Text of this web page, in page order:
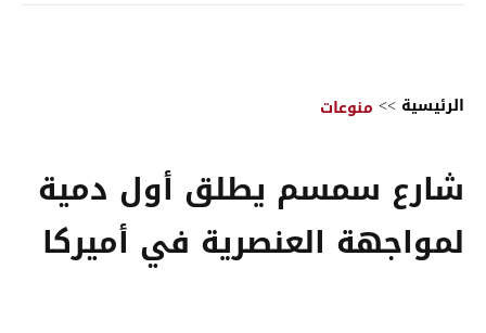
الرئيسية >> منوعات
شارع سمسم يطلق أول دمية
لمواجهة العنصرية في أميركا